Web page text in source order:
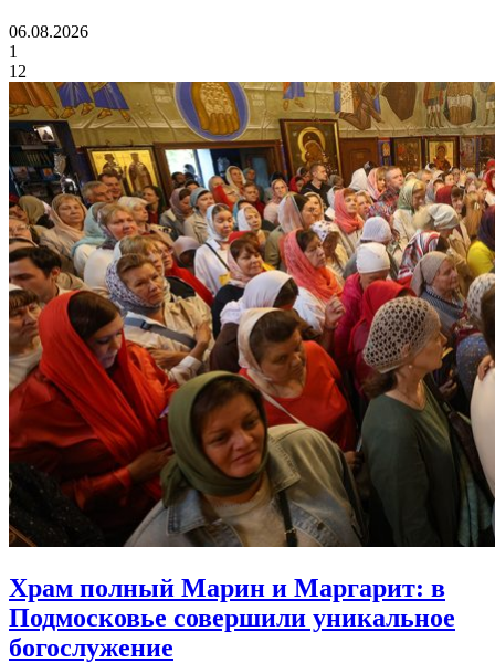
06.08.2026
1
12
Храм полный Марин и Маргарит: в
Подмосковье совершили уникальное
богослужение